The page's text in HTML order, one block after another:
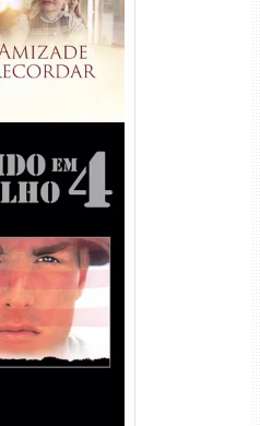
4 de Julho
WEB-DL 1080p
Áudio